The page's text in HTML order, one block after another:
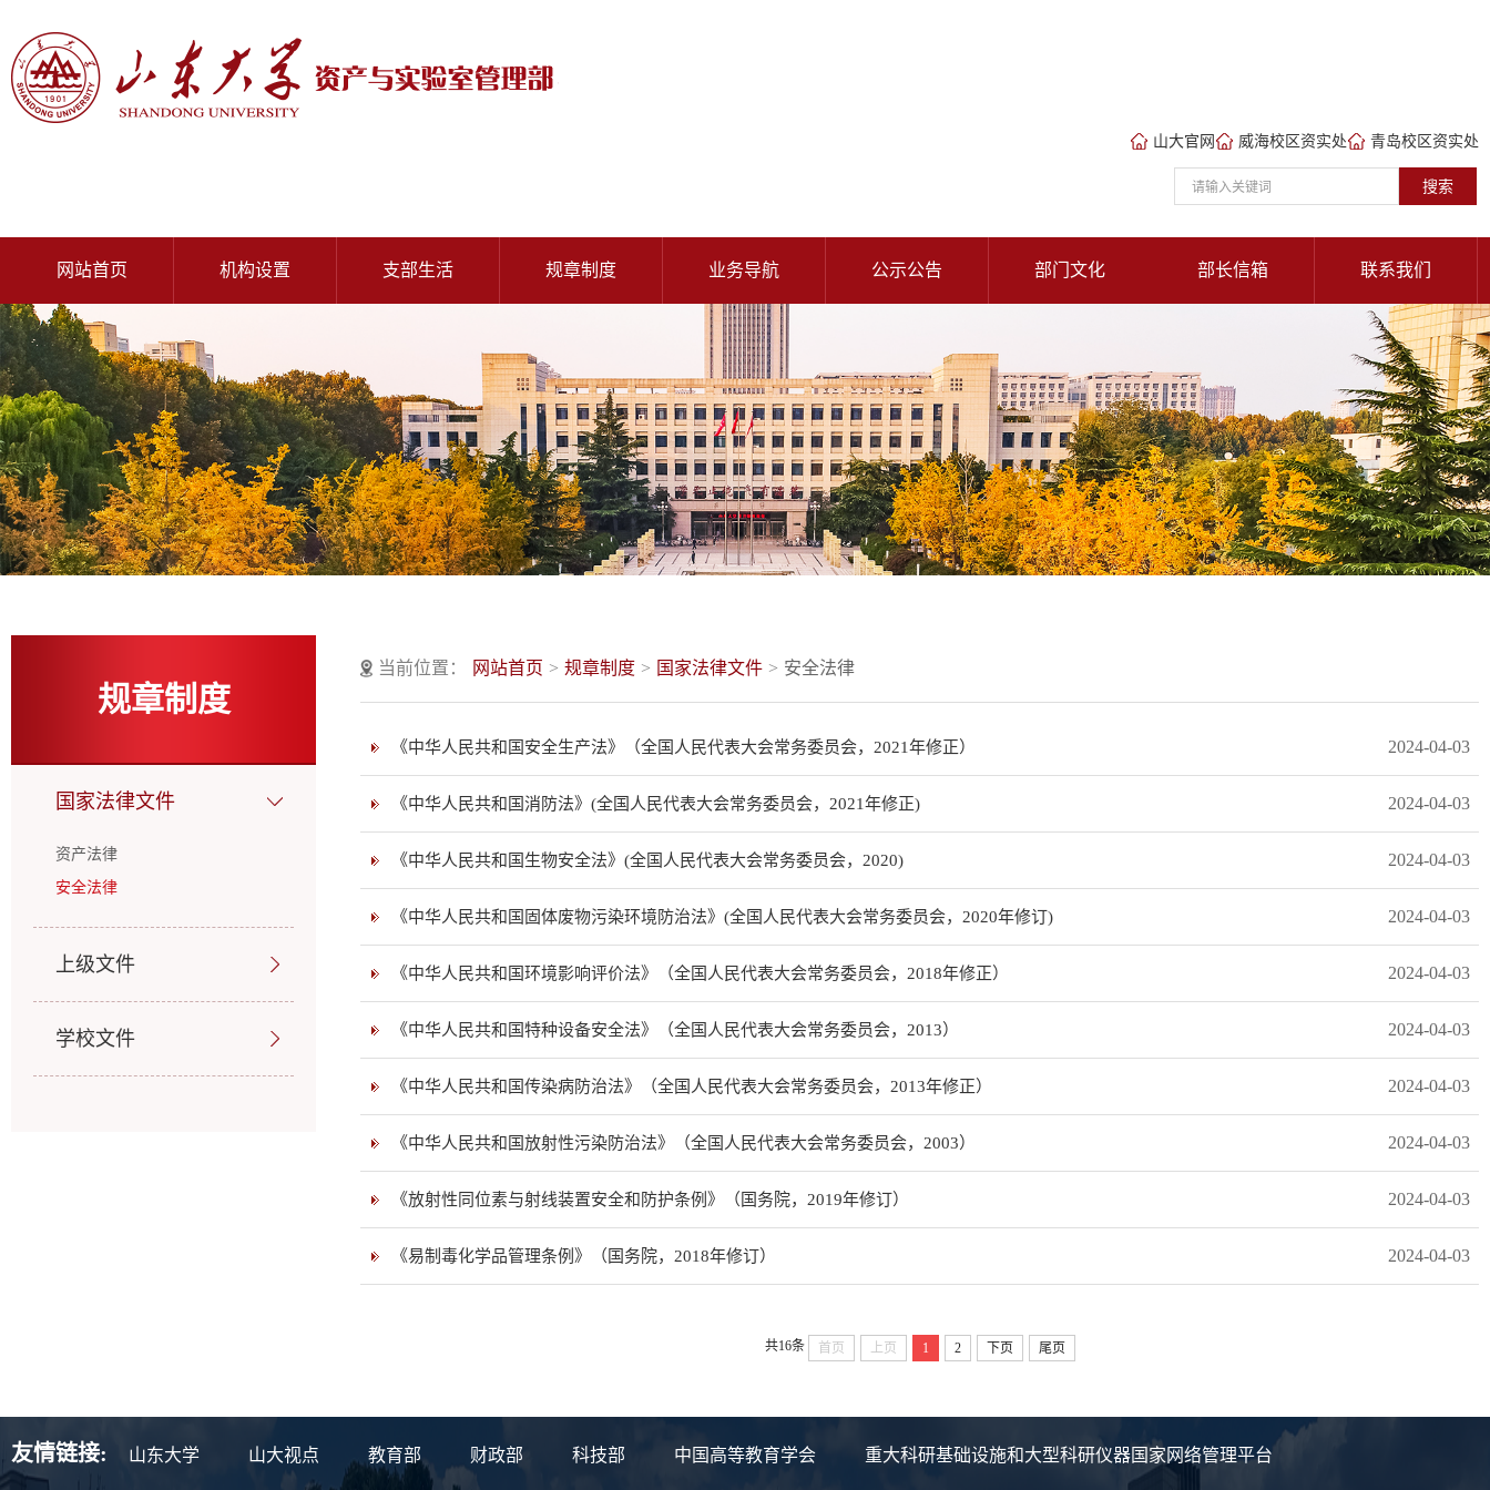
山大官网 威海校区资实处 青岛校区资实处
搜索
网站首页 机构设置 支部生活 规章制度 业务导航 公示公告 部门文化 部长信箱 联系我们
规章制度
国家法律文件
资产法律
安全法律
上级文件
学校文件
当前位置： 网站首页 > 规章制度 > 国家法律文件 > 安全法律
2024-04-03
《中华人民共和国安全生产法》（全国人民代表大会常务委员会，2021年修正）
2024-04-03
《中华人民共和国消防法》(全国人民代表大会常务委员会，2021年修正)
2024-04-03
《中华人民共和国生物安全法》(全国人民代表大会常务委员会，2020)
2024-04-03
《中华人民共和国固体废物污染环境防治法》(全国人民代表大会常务委员会，2020年修订)
2024-04-03
《中华人民共和国环境影响评价法》（全国人民代表大会常务委员会，2018年修正）
2024-04-03
《中华人民共和国特种设备安全法》（全国人民代表大会常务委员会，2013）
2024-04-03
《中华人民共和国传染病防治法》（全国人民代表大会常务委员会，2013年修正）
2024-04-03
《中华人民共和国放射性污染防治法》（全国人民代表大会常务委员会，2003）
2024-04-03
《放射性同位素与射线装置安全和防护条例》（国务院，2019年修订）
2024-04-03
《易制毒化学品管理条例》（国务院，2018年修订）
共16条 首页 上页 1 2 下页 尾页
友情链接: 山东大学 山大视点 教育部 财政部 科技部 中国高等教育学会 重大科研基础设施和大型科研仪器国家网络管理平台